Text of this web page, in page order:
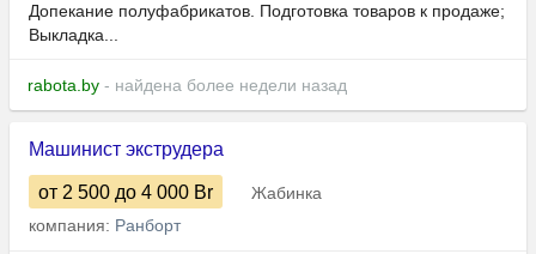
Допекание полуфабрикатов. Подготовка товаров к продаже;
Выкладка...
rabota.by - найдена более недели назад
Машинист экструдера
от 2 500 до 4 000 Br
Жабинка
компания: Ранборт